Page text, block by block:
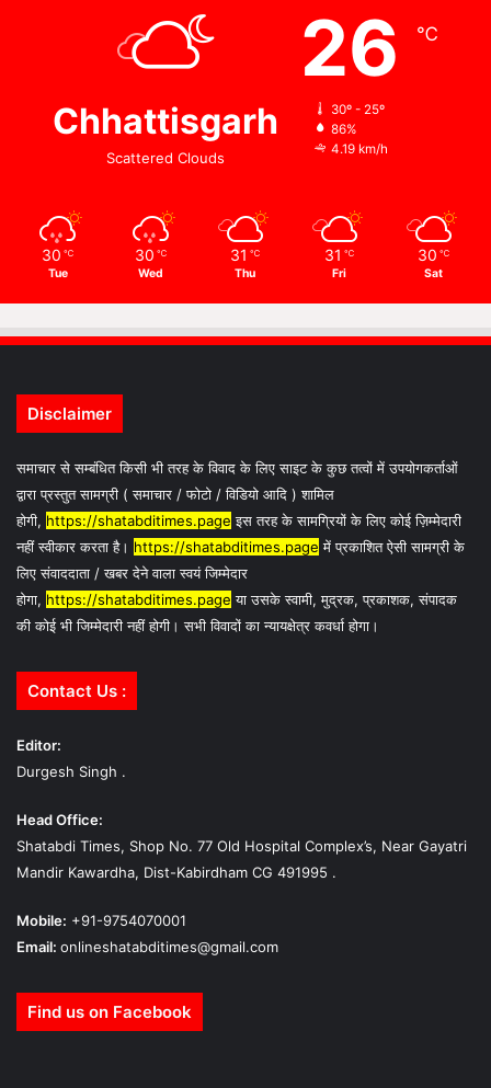
Chhattisgarh
Scattered Clouds
26 ℃
30º - 25º
86%
4.19 km/h
30 ℃
Tue
30 ℃
Wed
31 ℃
Thu
31 ℃
Fri
30 ℃
Sat
Disclaimer
समाचार से सम्बंधित किसी भी तरह के विवाद के लिए साइट के कुछ तत्वों में उपयोगकर्ताओं
द्वारा प्रस्तुत सामग्री ( समाचार / फोटो / विडियो आदि ) शामिल
होगी, https://shatabditimes.page इस तरह के सामग्रियों के लिए कोई ज़िम्मेदारी
नहीं स्वीकार करता है। https://shatabditimes.page में प्रकाशित ऐसी सामग्री के
लिए संवाददाता / खबर देने वाला स्वयं जिम्मेदार
होगा, https://shatabditimes.page या उसके स्वामी, मुद्रक, प्रकाशक, संपादक
की कोई भी जिम्मेदारी नहीं होगी। सभी विवादों का न्यायक्षेत्र कवर्धा होगा।
Contact Us :
Editor:
Durgesh Singh .
Head Office:
Shatabdi Times, Shop No. 77 Old Hospital Complex’s, Near Gayatri
Mandir Kawardha, Dist-Kabirdham CG 491995 .
Mobile: +91-9754070001
Email: onlineshatabditimes@gmail.com
Find us on Facebook